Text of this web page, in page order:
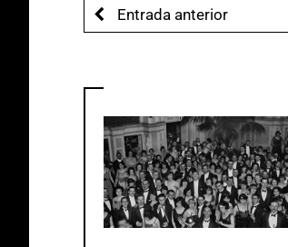
Entrada anterior